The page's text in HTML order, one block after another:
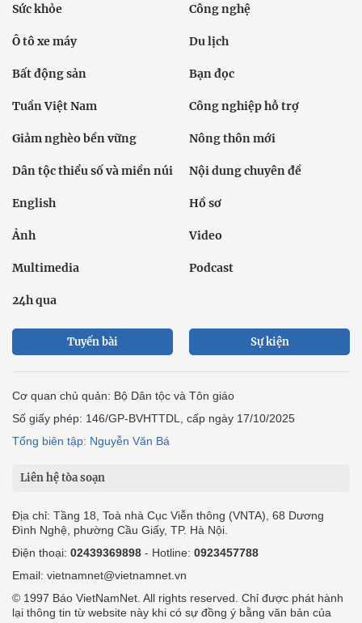
Sức khỏe Công nghệ
Ô tô xe máy Du lịch
Bất động sản Bạn đọc
Tuần Việt Nam Công nghiệp hỗ trợ
Giảm nghèo bền vững Nông thôn mới
Dân tộc thiểu số và miền núi Nội dung chuyên đề
English Hồ sơ
Ảnh Video
Multimedia Podcast
24h qua
Tuyến bài Sự kiện
Cơ quan chủ quản: Bộ Dân tộc và Tôn giáo
Số giấy phép: 146/GP-BVHTTDL, cấp ngày 17/10/2025
Tổng biên tập: Nguyễn Văn Bá
Liên hệ tòa soạn
Địa chỉ: Tầng 18, Toà nhà Cục Viễn thông (VNTA), 68 Dương
Đình Nghệ, phường Cầu Giấy, TP. Hà Nội.
Điện thoại: 02439369898 - Hotline: 0923457788
Email: vietnamnet@vietnamnet.vn
© 1997 Báo VietNamNet. All rights reserved. Chỉ được phát hành
lại thông tin từ website này khi có sự đồng ý bằng văn bản của